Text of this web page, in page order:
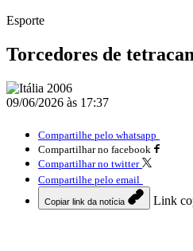
Esporte
Torcedores de
09/06/2026 às 17:37
Compartilhe pelo whatsapp
Compartilhar no facebook
Compartilhar no twitter
Compartilhe pelo email
Copiar link da notícia Link